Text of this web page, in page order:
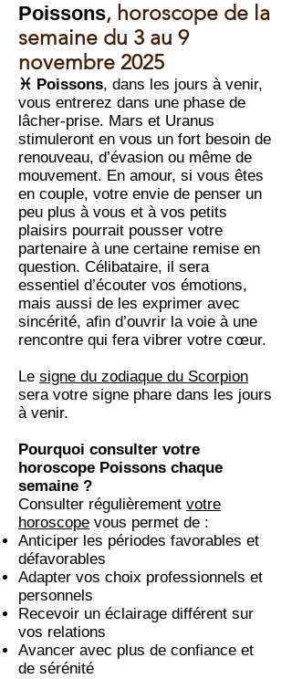
Poissons, horoscope de la
semaine du 3 au 9
novembre 2025
♓ Poissons, dans les jours à venir,
vous entrerez dans une phase de
lâcher-prise. Mars et Uranus
stimuleront en vous un fort besoin de
renouveau, d’évasion ou même de
mouvement. En amour, si vous êtes
en couple, votre envie de penser un
peu plus à vous et à vos petits
plaisirs pourrait pousser votre
partenaire à une certaine remise en
question. Célibataire, il sera
essentiel d’écouter vos émotions,
mais aussi de les exprimer avec
sincérité, afin d’ouvrir la voie à une
rencontre qui fera vibrer votre cœur.
Le signe du zodiaque du Scorpion
sera votre signe phare dans les jours
à venir.
Pourquoi consulter votre
horoscope Poissons chaque
semaine ?
Consulter régulièrement votre
horoscope vous permet de :
Anticiper les périodes favorables et
défavorables
Adapter vos choix professionnels et
personnels
Recevoir un éclairage différent sur
vos relations
Avancer avec plus de confiance et
de sérénité